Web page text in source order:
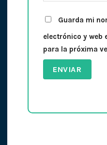
Guarda mi
electrónico y web
para la próxima